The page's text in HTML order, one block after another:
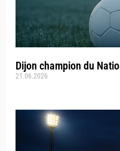
Dijon champion du
21.06.2026